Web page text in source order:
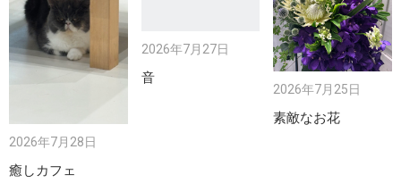
2026年7月28日
癒しカフェ
2026年7月27日
音
2026年7月25日
素敵なお花